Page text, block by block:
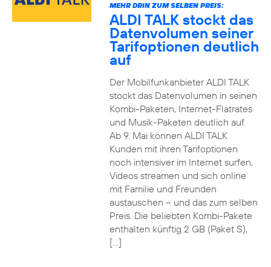
MEHR DRIN ZUM SELBEN PREIS:
ALDI TALK stockt das
Datenvolumen seiner
Tarifoptionen deutlich
auf
Der Mobilfunkanbieter ALDI TALK
stockt das Datenvolumen in seinen
Kombi-Paketen, Internet-Flatrates
und Musik-Paketen deutlich auf.
Ab 9. Mai können ALDI TALK
Kunden mit ihren Tarifoptionen
noch intensiver im Internet surfen,
Videos streamen und sich online
mit Familie und Freunden
austauschen – und das zum selben
Preis. Die beliebten Kombi-Pakete
enthalten künftig 2 GB (Paket S),
[…]